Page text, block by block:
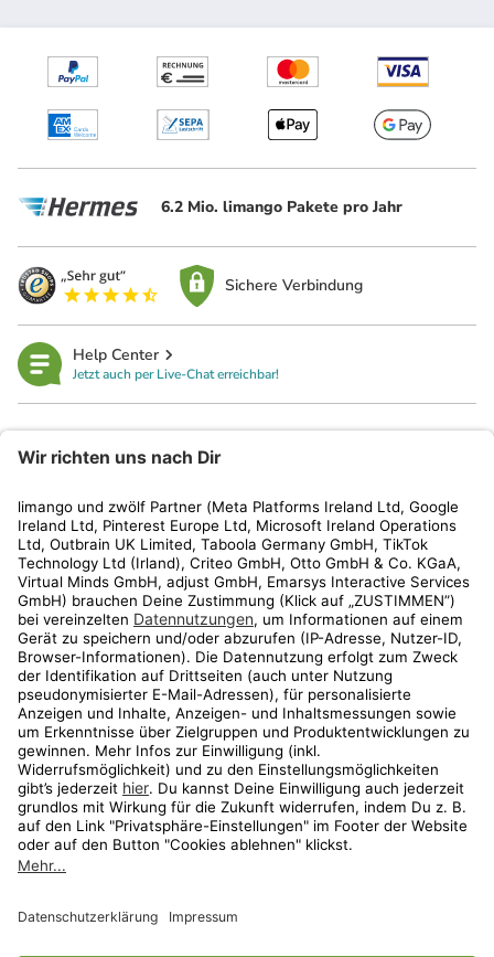
6.2 Mio. limango Pakete pro Jahr
Sichere Verbindung
Help Center
Jetzt auch per Live-Chat erreichbar!
Kundenservice
Shop
Aktionen
Travel